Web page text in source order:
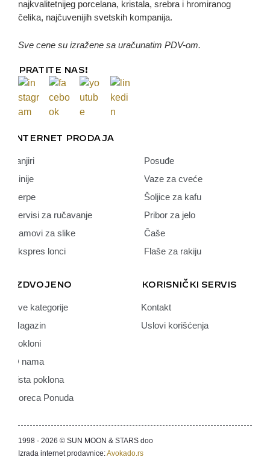
najkvalitetnijeg porcelana, kristala, srebra i hromiranog
čelika, najčuvenijih svetskih kompanija.
Sve cene su izražene sa uračunatim PDV-om.
PRATITE NAS!
INTERNET PRODAJA
Tanjiri
Činije
Šerpe
Servisi za ručavanje
Ramovi za slike
Ekspres lonci
Posuđe
Vaze za cveće
Šoljice za kafu
Pribor za jelo
Čaše
Flaše za rakiju
IZDVOJENO
Sve kategorije
Magazin
Pokloni
O nama
Lista poklona
Horeca Ponuda
KORISNIČKI SERVIS
Kontakt
Uslovi korišćenja
1998 - 2026 © SUN MOON & STARS doo
Izrada internet prodavnice:Avokado.rs